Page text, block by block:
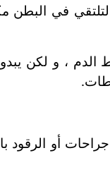
في البطن
، و لكن
أو الرقود